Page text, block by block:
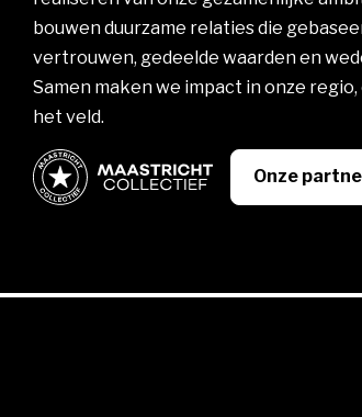
bouwen duurzame relaties die
vertrouwen, gedeelde waarden en
Samen maken we impact in onze regio,
het veld.
Onze